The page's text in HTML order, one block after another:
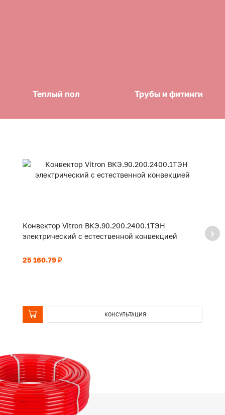
Теплый пол Трубы и фитинги
Конвектор Vitron ВКЭ.90.200.2400.1ТЭН
электрический с естественной конвекцией
25 160.79 ₽
КОНСУЛЬТАЦИЯ